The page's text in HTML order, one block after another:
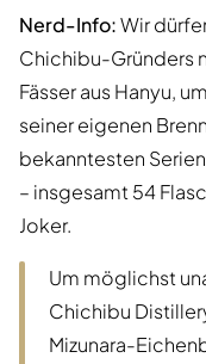
Nerd-Info:Wir
Chichibu-Gründers
Fässer aus Hanyu,
seiner eigenen
bekanntesten
– insgesamt 54
Joker.
Um möglichst
Chichibu
Mizunara-